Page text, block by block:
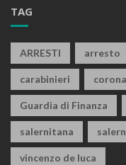
TAG
ARRESTI arresto
carabinieri
Guardia di Finanza
salernitana
vincenzo de luca